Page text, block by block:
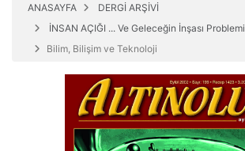
ANASAYFA
DERGİ ARŞİVİ
İNSAN AÇIĞI ... Ve Geleceğin İnşası Problemi
Bilim, Bilişim ve Teknoloji